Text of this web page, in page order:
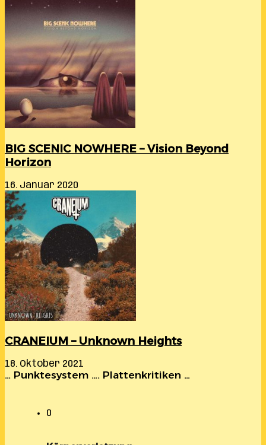
BIG SCENIC NOWHERE – Vision Beyond
Horizon
16. Januar 2020
CRANEIUM – Unknown Heights
18. Oktober 2021
… Punktesystem …. Plattenkritiken …
0